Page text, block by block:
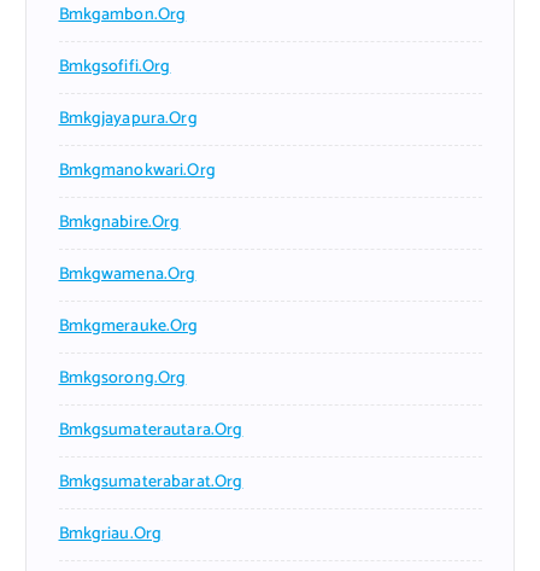
Bmkgambon.org
Bmkgsofifi.org
Bmkgjayapura.org
Bmkgmanokwari.org
Bmkgnabire.org
Bmkgwamena.org
Bmkgmerauke.org
Bmkgsorong.org
Bmkgsumaterautara.org
Bmkgsumaterabarat.org
Bmkgriau.org